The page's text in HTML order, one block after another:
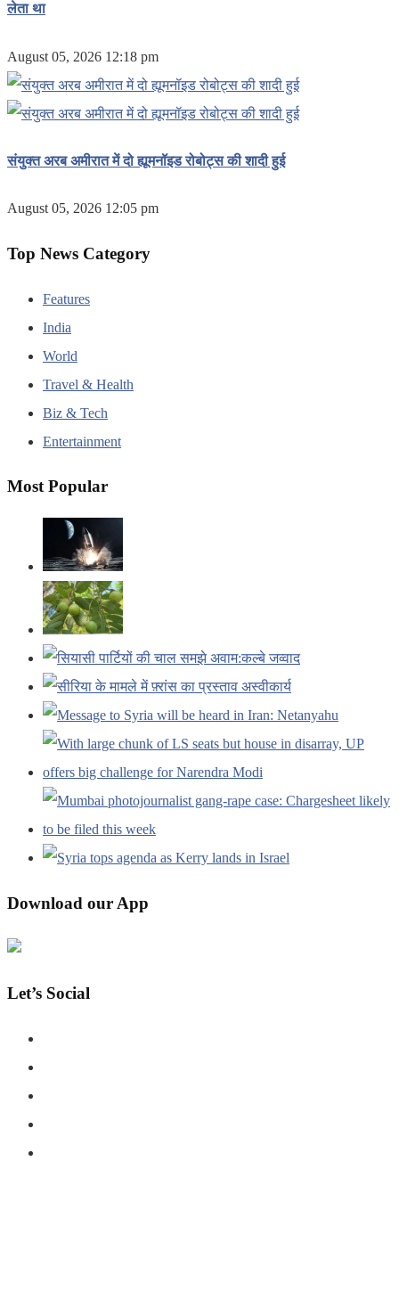
लेता था
August 05, 2026 12:18 pm
संयुक्त अरब अमीरात में दो ह्यूमनॉइड रोबोट्स की शादी हुई
August 05, 2026 12:05 pm
Top News Category
Features
India
World
Travel & Health
Biz & Tech
Entertainment
Most Popular
Download our App
Let’s Social